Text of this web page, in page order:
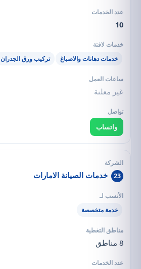
10
خدمات دهانات والاصباغ تركيب ورق الجدران
غير معلنة
واتساب
23 خدمات الصيانة الامارات
خدمة متخصصة
8 مناطق